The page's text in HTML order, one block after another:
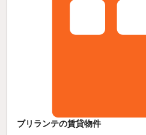
ブリランテの賃貸物件